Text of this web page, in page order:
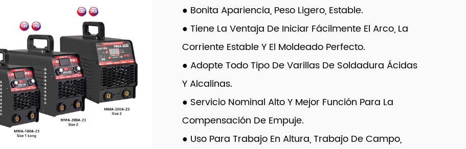
● Bonita Apariencia, Peso Ligero, Estable.
● Tiene La Ventaja De Iniciar Fácilmente El Arco, La
Corriente Estable Y El Moldeado Perfecto.
● Adopte Todo Tipo De Varillas De Soldadura Ácidas
Y Alcalinas.
● Servicio Nominal Alto Y Mejor Función Para La
Compensación De Empuje.
● Uso Para Trabajo En Altura, Trabajo De Campo,